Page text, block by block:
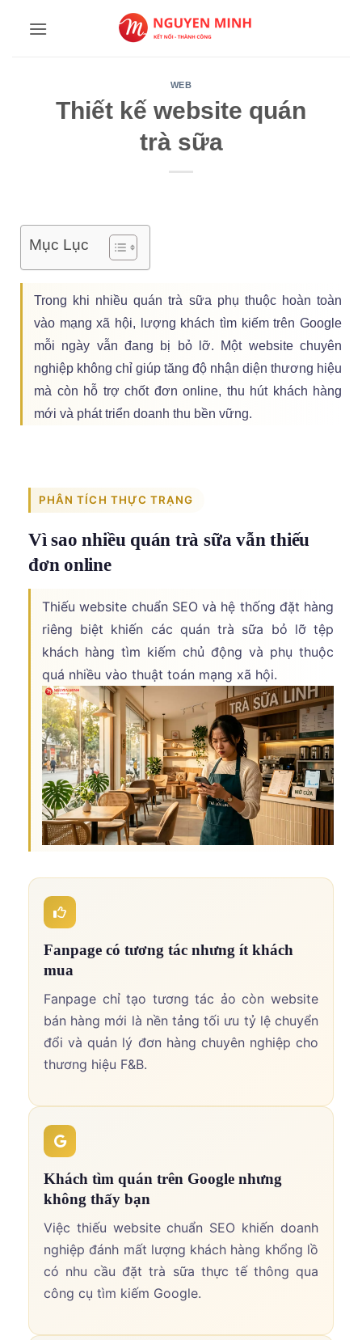
WEB
Thiết kế website quán
trà sữa
Mục Lục
Trong khi nhiều quán trà sữa phụ thuộc hoàn toàn
vào mạng xã hội, lượng khách tìm kiếm trên Google
mỗi ngày vẫn đang bị bỏ lỡ. Một website chuyên
nghiệp không chỉ giúp tăng độ nhận diện thương hiệu
mà còn hỗ trợ chốt đơn online, thu hút khách hàng
mới và phát triển doanh thu bền vững.
PHÂN TÍCH THỰC TRẠNG
Vì sao nhiều quán trà sữa vẫn thiếu
đơn online
Thiếu website chuẩn SEO và hệ thống đặt hàng
riêng biệt khiến các quán trà sữa bỏ lỡ tệp
khách hàng tìm kiếm chủ động và phụ thuộc
quá nhiều vào thuật toán mạng xã hội.
Fanpage có tương tác nhưng ít khách
mua
Fanpage chỉ tạo tương tác ảo còn website
bán hàng mới là nền tảng tối ưu tỷ lệ chuyển
đổi và quản lý đơn hàng chuyên nghiệp cho
thương hiệu F&B.
Khách tìm quán trên Google nhưng
không thấy bạn
Việc thiếu website chuẩn SEO khiến doanh
nghiệp đánh mất lượng khách hàng khổng lồ
có nhu cầu đặt trà sữa thực tế thông qua
công cụ tìm kiếm Google.